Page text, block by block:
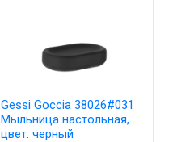
Gessi Goccia 38026#031
Мыльница настольная,
цвет: черный